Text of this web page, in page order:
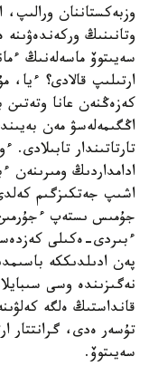
وزبەكستاننان ورالىپ،
وتانىنىڭ
سەيىتوۆ ماسەلەنىڭ
ارتىلىپ قالادى؟
كەزەڭنەن عانا
اڭگىمەلەسۋ مەن
تارتاتىندار
ادامداردىڭ ومىرىنەن
اشىپ جەتكىزگىم
جۇمىس ىستەپ
ءبىردى-ەكىلى
پەن ادىلدىككە
نەگىزىندە وسى
قانداستىڭ ەلگە
تۇسەر ەدى، گرانتتار
سەيىتوۆ.